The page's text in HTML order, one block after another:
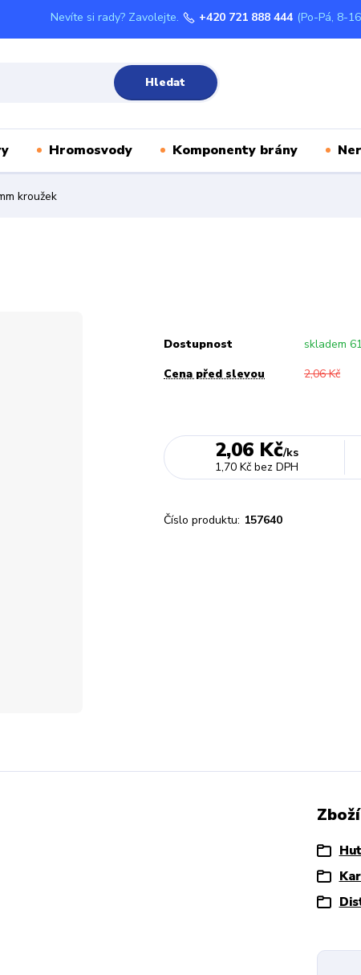
Hledat
Nevíte si rady? Zavolejte. +420 721 888 444 (Po-Pá, 8-
Hromosvody Komponenty brány
kroužek
Dostupnost
skladem
Cena před slevou
2,06 Kč
2,06 Kč/ks
1,70 Kč bez DPH
Číslo produktu: 157640